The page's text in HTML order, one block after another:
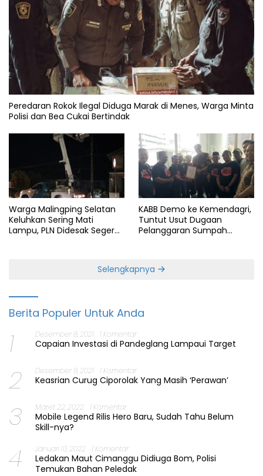
Peredaran Rokok Ilegal Diduga Marak di Menes, Warga Minta
Polisi dan Bea Cukai Bertindak
Warga Malingping Selatan
Keluhkan Sering Mati
Lampu, PLN Didesak Segera
KABB Demo ke Kemendagri,
Tuntut Usut Dugaan
Pelanggaran Sumpah
Selengkapnya
Berita Populer Untuk Anda
1 Desember 8, 2021 1 Komentar
Capaian Investasi di Pandeglang Lampaui Target
2 Desember 9, 2021 1 Komentar
Keasrian Curug Ciporolak Yang Masih ‘Perawan’
3 Maret 22, 2022 1 Komentar
Mobile Legend Rilis Hero Baru, Sudah Tahu Belum
Skill-nya?
4 Januari 10, 2022 1 Komentar
Ledakan Maut Cimanggu Didiuga Bom, Polisi
Temukan Bahan Peledak